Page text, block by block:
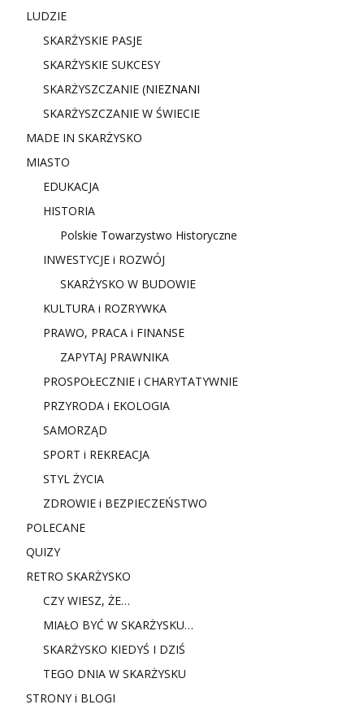
LUDZIE
SKARŻYSKIE PASJE
SKARŻYSKIE SUKCESY
SKARŻYSZCZANIE (NIEZNANI
SKARŻYSZCZANIE W ŚWIECIE
MADE IN SKARŻYSKO
MIASTO
EDUKACJA
HISTORIA
Polskie Towarzystwo Historyczne
INWESTYCJE i ROZWÓJ
SKARŻYSKO W BUDOWIE
KULTURA i ROZRYWKA
PRAWO, PRACA i FINANSE
ZAPYTAJ PRAWNIKA
PROSPOŁECZNIE i CHARYTATYWNIE
PRZYRODA i EKOLOGIA
SAMORZĄD
SPORT i REKREACJA
STYL ŻYCIA
ZDROWIE i BEZPIECZEŃSTWO
POLECANE
QUIZY
RETRO SKARŻYSKO
CZY WIESZ, ŻE…
MIAŁO BYĆ W SKARŻYSKU…
SKARŻYSKO KIEDYŚ I DZIŚ
TEGO DNIA W SKARŻYSKU
STRONY i BLOGI